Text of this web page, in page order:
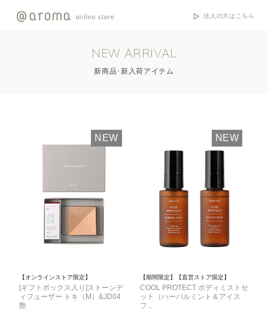
法人の方はこちら
NEW ARRIVAL
新商品･新入荷アイテム
NEW
【オンラインストア限定】
[ギフトボックス入り]ストーンデ
ィフューザー トキ（M）&JD04
艶
NEW
【期間限定】【直営ストア限定】
COOL PROTECT ボディミストセ
ット（ハーバルミント＆アイス
フ...